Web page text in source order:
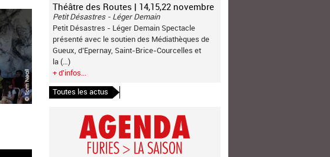
Théâtre des Routes | 14,15,22 novembre
Petit Désastres - Léger Demain
Petit Désastres - Léger Demain Spectacle
présenté avec le soutien des Médiathèques de
Gueux, d’Epernay, Saint-Brice-Courcelles et
la (…)
+ d'infos...
Toutes les actus